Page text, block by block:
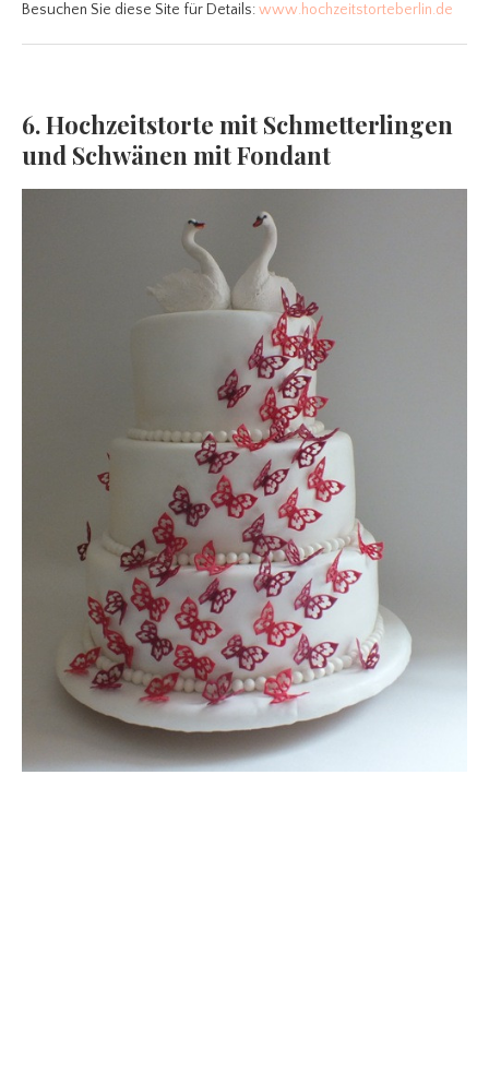
Besuchen Sie diese Site für Details:www.hochzeitstorteberlin.de
6. Hochzeitstorte mit Schmetterlingen
und Schwänen mit Fondant